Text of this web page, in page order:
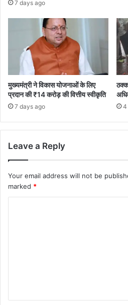
7 days ago
मुख्यमंत्री ने विकास योजनाओं के लिए
प्रदान की ₹14 करोड़ की वित्तीय स्वीकृति
7 days ago 4
Leave a Reply
Your email address will not be
marked *